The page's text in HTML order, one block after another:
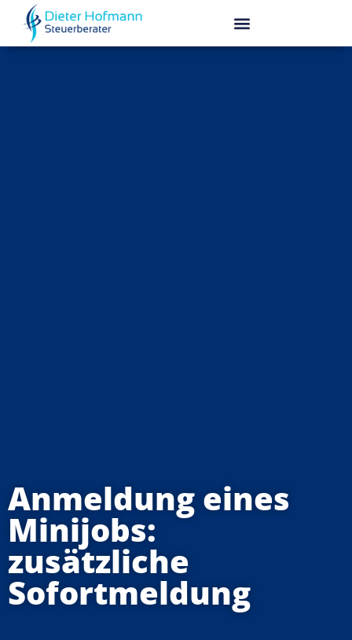
Anmeldung eines
Minijobs:
zusätzliche
Sofortmeldung